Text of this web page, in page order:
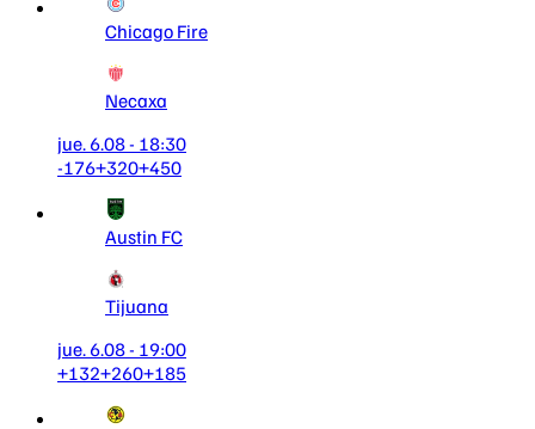
Chicago Fire
Necaxa
jue. 6.08 - 18:30
-176+320+450
Austin FC
Tijuana
jue. 6.08 - 19:00
+132+260+185